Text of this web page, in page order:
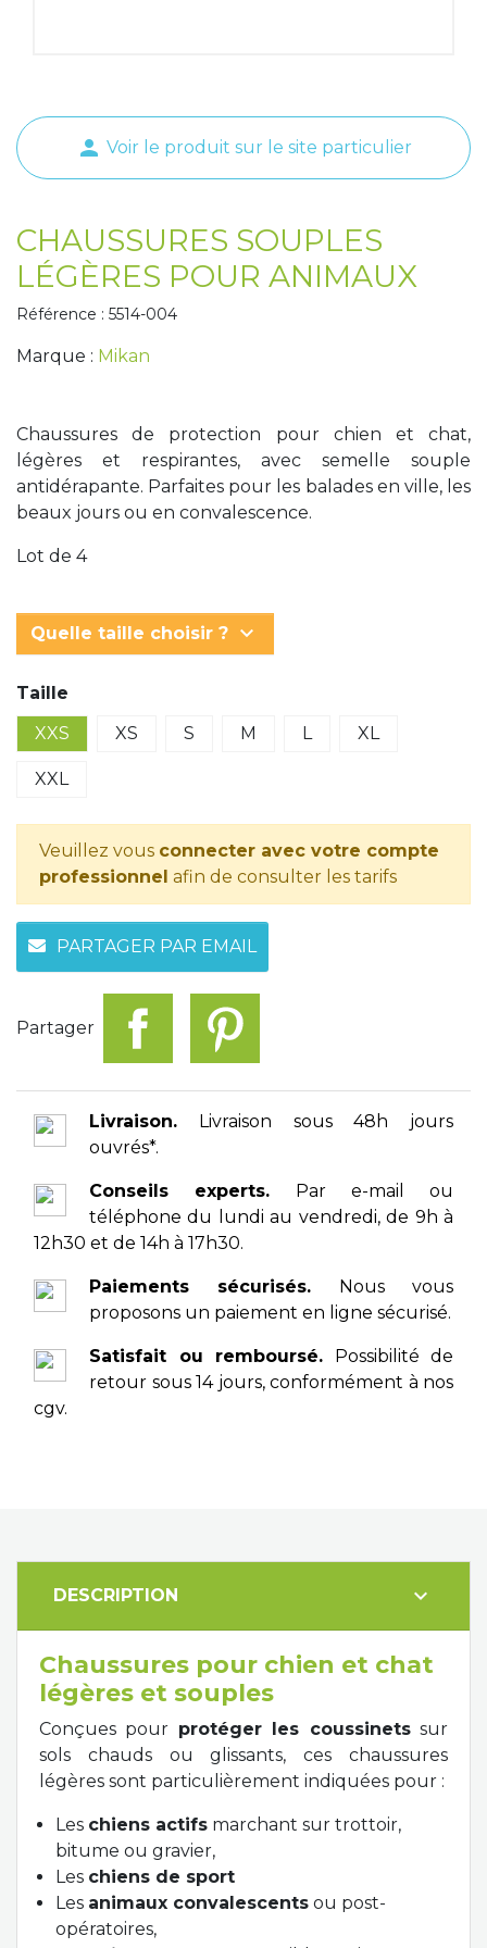
person Voir le produit sur le site particulier
CHAUSSURES SOUPLES
LÉGÈRES POUR ANIMAUX
Référence : 5514-004
Marque : Mikan
Chaussures de protection pour chien et chat,
légères et respirantes, avec semelle souple
antidérapante. Parfaites pour les balades en ville, les
beaux jours ou en convalescence.
Lot de 4
Quelle taille choisir ? keyboard_arrow_down
Taille
XXS
XS S M L XL
XXL
Veuillez vous connecter avec votre compte
professionnel afin de consulter les tarifs
PARTAGER PAR EMAIL
Partager
Livraison. Livraison sous 48h jours
ouvrés*.
Conseils experts. Par e-mail ou
téléphone du lundi au vendredi, de 9h à
12h30 et de 14h à 17h30.
Paiements sécurisés. Nous vous
proposons un paiement en ligne sécurisé.
Satisfait ou remboursé. Possibilité de
retour sous 14 jours, conformément à nos
cgv.
DESCRIPTION expand_more
Chaussures pour chien et chat
légères et souples
Conçues pour protéger les coussinetssur
sols chauds ou glissants, ces chaussures
légères sont particulièrement indiquées pour :
Les chiens actifs marchant sur trottoir,
bitume ou gravier,
Les chiens de sport
Les animaux convalescents ou post-
opératoires,